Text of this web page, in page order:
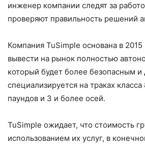
инженер компании следят за
проверяют правильность решений
Компания TuSimple основана в
вывести на рынок полностью
который будет более безопасным
специализируется на траках
паундов и 3 и более осей.
TuSimple ожидает, что стоимость
использованием их услуг, в